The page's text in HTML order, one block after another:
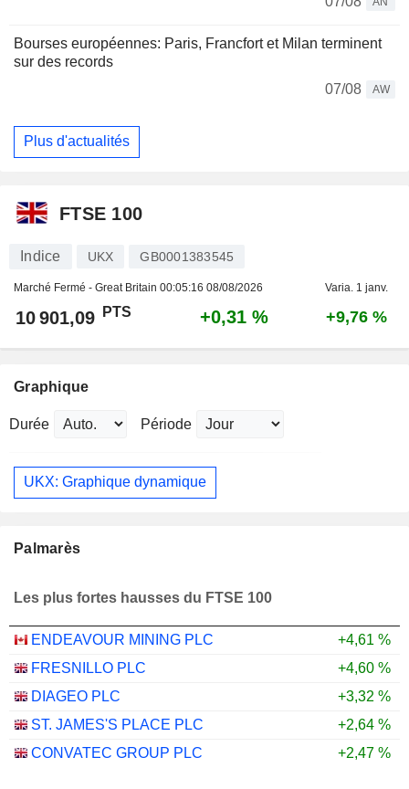
Bourses européennes: Paris, Francfort et Milan terminent
sur des records
07/08
AW
Plus d'actualités
FTSE 100
Indice UKX GB0001383545
Marché Fermé - Great Britain 00:05:16 08/08/2026 Varia. 1 janv.
10 901,09 PTS +0,31 % +9,76 %
Graphique
Durée Période
UKX: Graphique dynamique
Palmarès
Les plus fortes hausses du FTSE 100
ENDEAVOUR MINING PLC
+4,61 %
FRESNILLO PLC
+4,60 %
DIAGEO PLC
+3,32 %
ST. JAMES'S PLACE PLC
+2,64 %
CONVATEC GROUP PLC
+2,47 %